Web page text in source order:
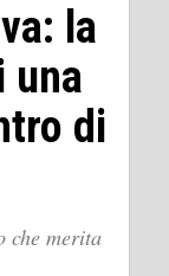
la
una
di
che merita